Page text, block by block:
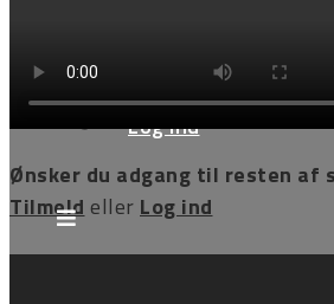
Log ind
Ønsker du adgang til resten af
Tilmeld eller Log ind